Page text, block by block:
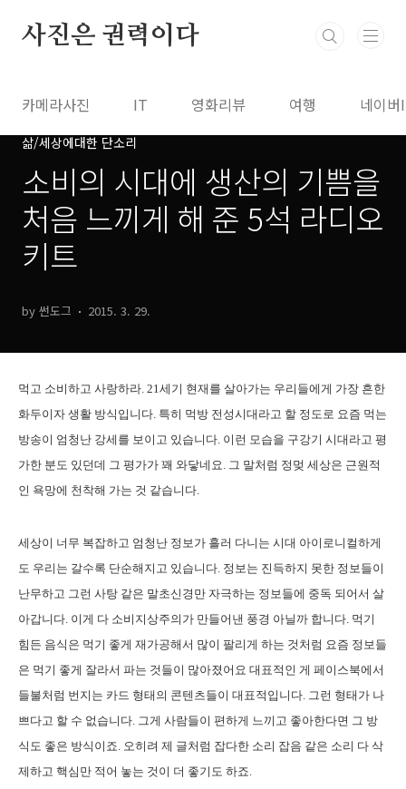
사진은 권력이다
카메라사진 IT 영화리뷰 여행 네이
삶/세상에대한 단소리
소비의 시대에 생산의 기쁨을
처음 느끼게 해 준 5석 라디오
키트
by 썬도그 2015. 3. 29.
먹고 소비하고 사랑하라. 21세기 현재를 살아가는 우리들에게 가장 흔한
화두이자 생활 방식입니다. 특히 먹방 전성시대라고 할 정도로 요즘 먹는
방송이 엄청난 강세를 보이고 있습니다. 이런 모습을 구강기 시대라고 평
가한 분도 있던데 그 평가가 꽤 와닿네요. 그 말처럼 정멎 세상은 근원적
인 욕망에 천착해 가는 것 같습니다.
세상이 너무 복잡하고 엄청난 정보가 흘러 다니는 시대 아이로니컬하게
도 우리는 갈수록 단순해지고 있습니다. 정보는 진득하지 못한 정보들이
난무하고 그런 사탕 같은 말초신경만 자극하는 정보들에 중독 되어서 살
아갑니다. 이게 다 소비지상주의가 만들어낸 풍경 아닐까 합니다. 먹기
힘든 음식은 먹기 좋게 재가공해서 많이 팔리게 하는 것처럼 요즘 정보들
은 먹기 좋게 잘라서 파는 것들이 많아졌어요 대표적인 게 페이스북에서
들불처럼 번지는 카드 형태의 콘텐츠들이 대표적입니다. 그런 형태가 나
쁘다고 할 수 없습니다. 그게 사람들이 편하게 느끼고 좋아한다면 그 방
식도 좋은 방식이죠. 오히려 제 글처럼 잡다한 소리 잡음 같은 소리 다 삭
제하고 핵심만 적어 놓는 것이 더 좋기도 하죠.